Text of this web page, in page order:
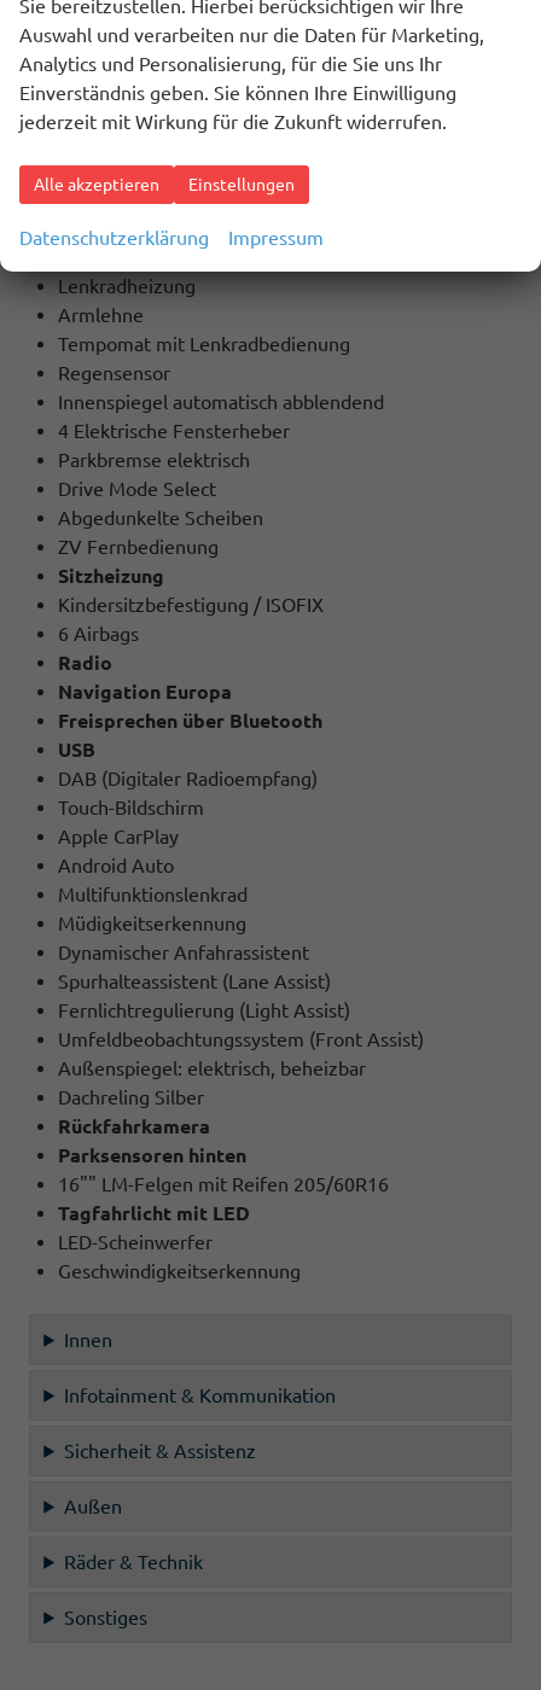
BESCHREIBUNG
Extras / Highlights:
Klimaautomatik
Alarmanlage
Lenkradheizung
Armlehne
Tempomat mit Lenkradbedienung
Regensensor
Innenspiegel automatisch abblendend
4 Elektrische Fensterheber
Parkbremse elektrisch
Drive Mode Select
Abgedunkelte Scheiben
ZV Fernbedienung
Sitzheizung
Kindersitzbefestigung / ISOFIX
6 Airbags
Radio
Navigation Europa
Freisprechen über Bluetooth
USB
DAB (Digitaler Radioempfang)
Touch-Bildschirm
Apple CarPlay
Android Auto
Multifunktionslenkrad
Müdigkeitserkennung
Dynamischer Anfahrassistent
Spurhalteassistent (Lane Assist)
Fernlichtregulierung (Light Assist)
Umfeldbeobachtungssystem (Front Assist)
Außenspiegel: elektrisch, beheizbar
Dachreling Silber
Rückfahrkamera
Parksensoren hinten
16"" LM-Felgen mit Reifen 205/60R16
Tagfahrlicht mit LED
LED-Scheinwerfer
Geschwindigkeitserkennung
Innen
Infotainment & Kommunikation
Sicherheit & Assistenz
Außen
Räder & Technik
Sonstiges
Sie bereitzustellen. Hierbei berücksichtigen wir Ihre
Auswahl und verarbeiten nur die Daten für Marketing,
Analytics und Personalisierung, für die Sie uns Ihr
Einverständnis geben. Sie können Ihre Einwilligung
jederzeit mit Wirkung für die Zukunft widerrufen.
Alle akzeptieren Einstellungen
Datenschutzerklärung Impressum